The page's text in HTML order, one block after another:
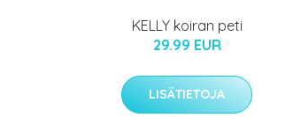
KELLY koiran peti
29.99 EUR
LISÄTIETOJA